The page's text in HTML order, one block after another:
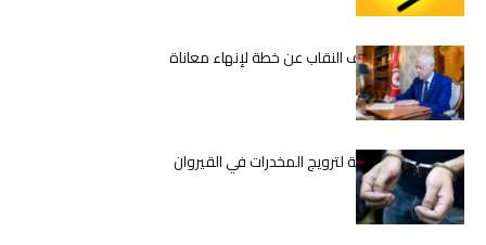
قيس سعيّد يكشف النقاب عن خطة لإنهاء معاناة
المعلمين
تفكيك شبكة دولية لترويج المخدرات في القيروان